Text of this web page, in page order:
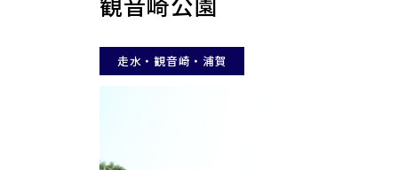
走水・観音崎・浦賀